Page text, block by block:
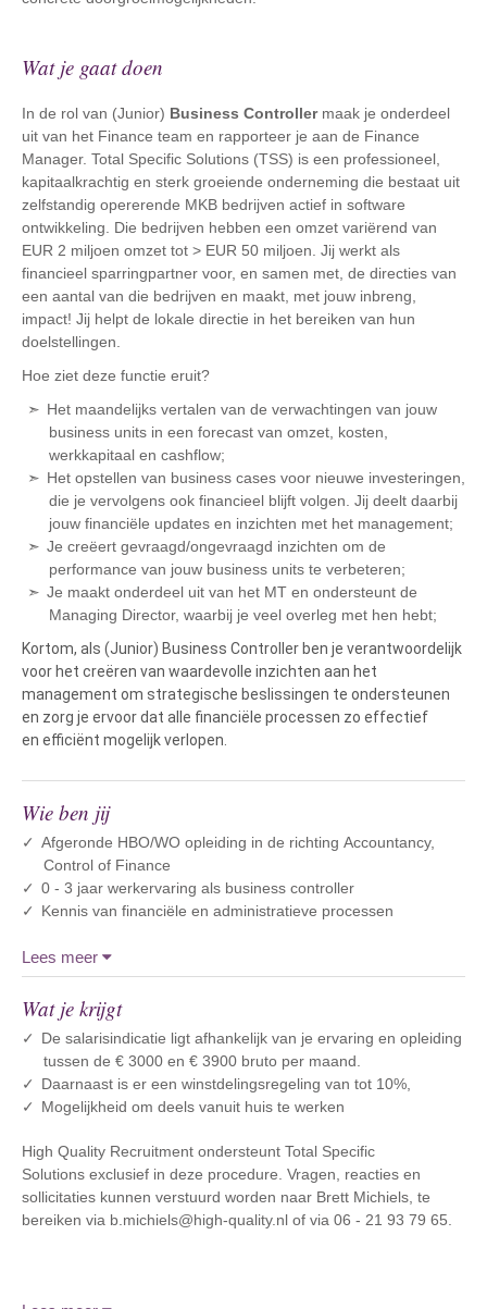
Wat je gaat doen
In de rol van (Junior) Business Controllermaak je onderdeel
uit van het Finance team en rapporteer je aan de Finance
Manager. Total Specific Solutions (TSS) is een professioneel,
kapitaalkrachtig en sterk groeiende onderneming die bestaat uit
zelfstandig opererende MKB bedrijven actief in software
ontwikkeling. Die bedrijven hebben een omzet variërend van
EUR 2 miljoen omzet tot > EUR 50 miljoen. Jij werkt als
financieel sparringpartner voor, en samen met, de directies van
een aantal van die bedrijven en maakt, met jouw inbreng,
impact! Jij helpt de lokale directie in het bereiken van hun
doelstellingen.
Hoe ziet deze functie eruit?
Het maandelijks vertalen van de verwachtingen van jouw
business units in een forecast van omzet, kosten,
werkkapitaal en cashflow;
Het opstellen van business cases voor nieuwe investeringen,
die je vervolgens ook financieel blijft volgen. Jij deelt daarbij
jouw financiële updates en inzichten met het management;
Je creëert gevraagd/ongevraagd inzichten om de
performance van jouw business units te verbeteren;
Je maakt onderdeel uit van het MT en ondersteunt de
Managing Director, waarbij je veel overleg met hen hebt;
Kortom, als (Junior) Business Controller ben je verantwoordelijk
voor het creëren van waardevolle inzichten aan het
management om strategische beslissingen te ondersteunen
en zorg je ervoor dat alle financiële processen zo effectief
en efficiënt mogelijk verlopen.
Wie ben jij
Afgeronde HBO/WO opleiding in de richting Accountancy,
Control of Finance
0 - 3 jaar werkervaring als business controller
Kennis van financiële en administratieve processen
Lees meer
Wat je krijgt
De salarisindicatie ligt afhankelijk van je ervaring en opleiding
tussen de € 3000 en € 3900 bruto per maand.
Daarnaast is er een winstdelingsregeling van tot 10%,
Mogelijkheid om deels vanuit huis te werken
High Quality Recruitment ondersteunt Total Specific
Solutions exclusief in deze procedure. Vragen, reacties en
sollicitaties kunnen verstuurd worden naar Brett Michiels, te
bereiken via b.michiels@high-quality.nl of via 06 - 21 93 79 65.